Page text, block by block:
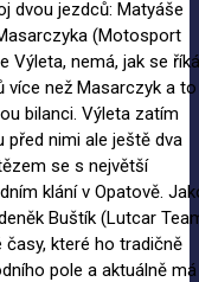
dvou jezdců: Matyáše
(Motosport
Výleta, nemá, jak se
více než Masarczyk a to
bilanci. Výleta zatím
před nimi ale ještě dva
se s největší
klání v Opatově.
Buštík (Lutcar
časy, které ho tradičně
pole a aktuálně má